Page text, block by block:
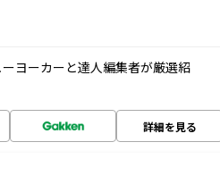
ヨーカーと達人編集者が厳選紹
詳細を見る